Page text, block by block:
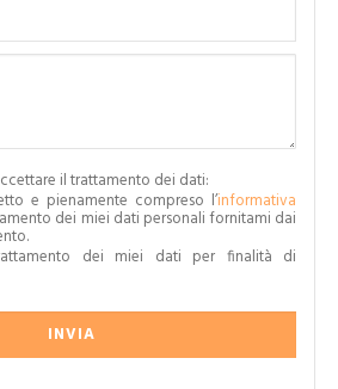
il trattamento dei dati:
e pienamente compreso l’informativa
dei miei dati personali fornitami dai
dei miei dati per finalità di